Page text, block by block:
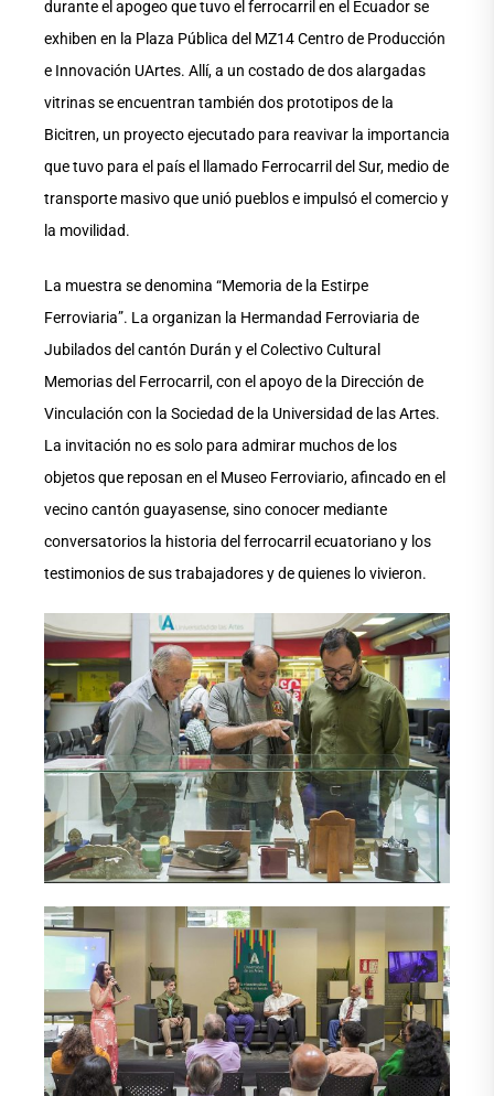
durante el apogeo que tuvo el ferrocarril en el Ecuador se
exhiben en la Plaza Pública del MZ14 Centro de Producción
e Innovación UArtes. Allí, a un costado de dos alargadas
vitrinas se encuentran también dos prototipos de la
Bicitren, un proyecto ejecutado para reavivar la importancia
que tuvo para el país el llamado Ferrocarril del Sur, medio de
transporte masivo que unió pueblos e impulsó el comercio y
la movilidad.
La muestra se denomina “Memoria de la Estirpe
Ferroviaria”. La organizan la Hermandad Ferroviaria de
Jubilados del cantón Durán y el Colectivo Cultural
Memorias del Ferrocarril, con el apoyo de la Dirección de
Vinculación con la Sociedad de la Universidad de las Artes.
La invitación no es solo para admirar muchos de los
objetos que reposan en el Museo Ferroviario, afincado en el
vecino cantón guayasense, sino conocer mediante
conversatorios la historia del ferrocarril ecuatoriano y los
testimonios de sus trabajadores y de quienes lo vivieron.